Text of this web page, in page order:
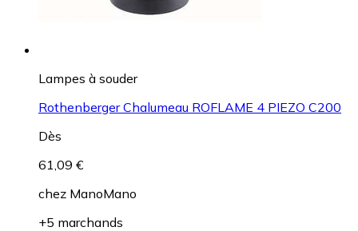
Lampes à souder
Rothenberger Chalumeau ROFLAME 4 PIEZO C200
Dès
61,09 €
chez ManoMano
+5 marchands